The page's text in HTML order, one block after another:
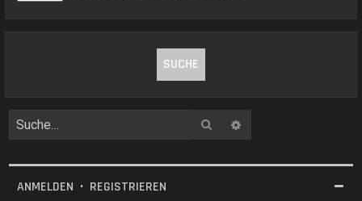
Suche
ANMELDEN • REGISTRIEREN